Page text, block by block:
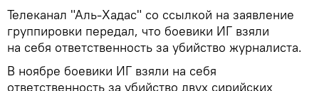
Телеканал "Аль-Хадас" со ссылкой на заявление
группировки передал, что боевики ИГ взяли
на себя ответственность за убийство журналиста.
В ноябре боевики ИГ взяли на себя
ответственность за убийство двух сирийских